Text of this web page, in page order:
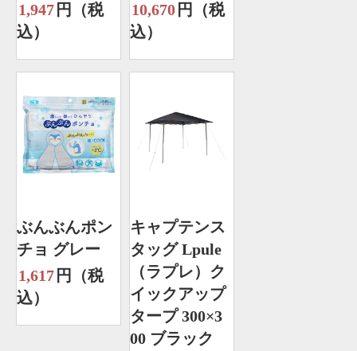
1,947 円（税
込）
10,670 円（税
込）
ぶんぶんポン
チョ グレー
1,617 円（税
込）
キャプテンス
タッグ Lpule
（ラプレ）ク
イックアップ
タープ 300×3
00 ブラック